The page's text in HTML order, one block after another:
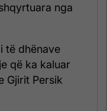
nga
të dhënave
që ka kaluar
Gjirit Persik